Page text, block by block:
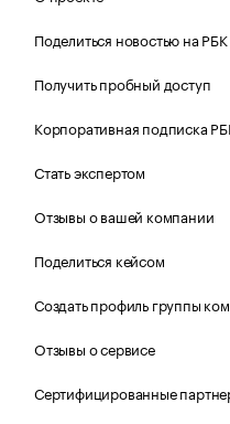
Поделиться новостью на РБК
Получить пробный доступ
Корпоративная подписка
Стать экспертом
Отзывы о вашей компании
Поделиться кейсом
Создать профиль группы
Отзывы о сервисе
Сертифицированные